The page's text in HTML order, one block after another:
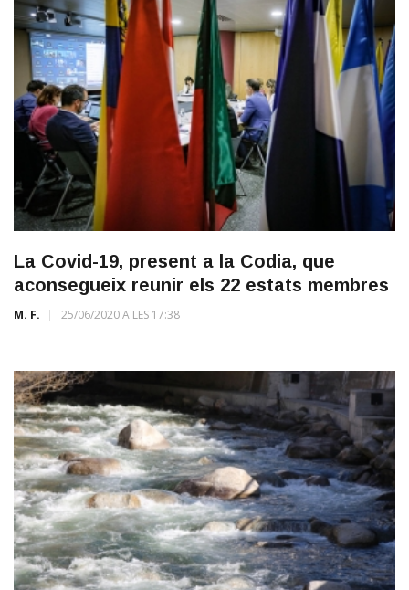
La Covid-19, present a la Codia, que
aconsegueix reunir els 22 estats membres
M. F. 25/06/2020 A LES 17:38